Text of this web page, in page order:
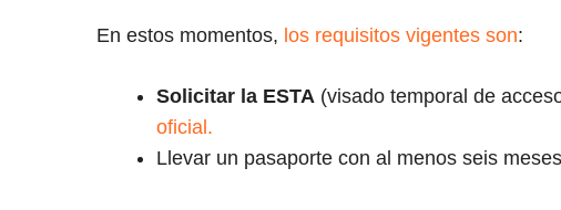
En estos momentos, los requisitos vigentes son:
Solicitar la ESTA (visado temporal de
oficial.
Llevar un pasaporte con al menos seis